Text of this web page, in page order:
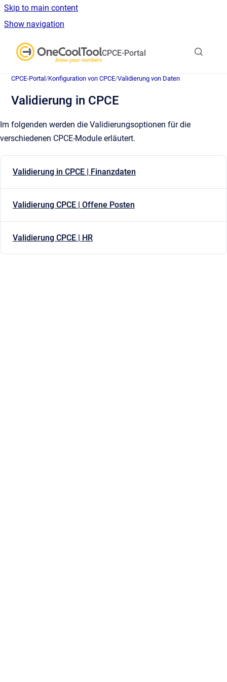
Skip to main content
Show navigation
CPCE-Portal
CPCE-Portal/Konfiguration von CPCE/Validierung von Daten
Validierung in CPCE
Im folgenden werden die Validierungsoptionen für die
verschiedenen CPCE-Module erläutert.
Validierung in CPCE | Finanzdaten
Validierung CPCE | Offene Posten
Validierung CPCE | HR